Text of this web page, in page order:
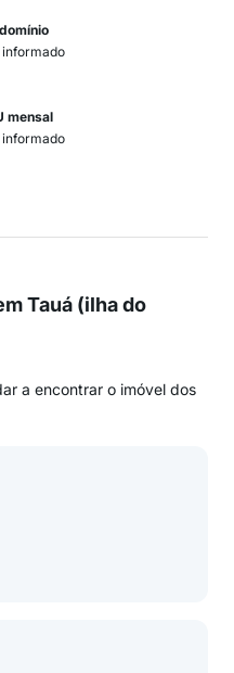
informado
mensal
informado
Tauá (ilha do
a encontrar o imóvel dos